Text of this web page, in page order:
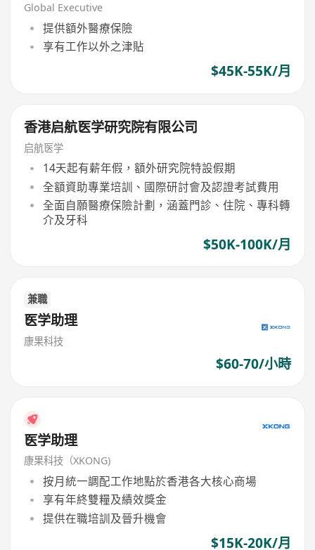
Global Executive
提供額外醫療保險
享有工作以外之津貼
$45K-55K/月
香港启航医学研究院有限公司
启航医学
14天起有薪年假，額外研究院特設假期
全額資助專業培訓、國際研討會及認證考試費用
全面自願醫療保險計劃，涵蓋門診、住院、專科轉
介及牙科
$50K-100K/月
兼職
医学助理
康果科技
$60-70/小時
医学助理
康果科技（XKONG)
按月統一調配工作地點於香港各大核心商場
享有年終雙糧及績效獎金
提供在職培訓及晉升機會
$15K-20K/月